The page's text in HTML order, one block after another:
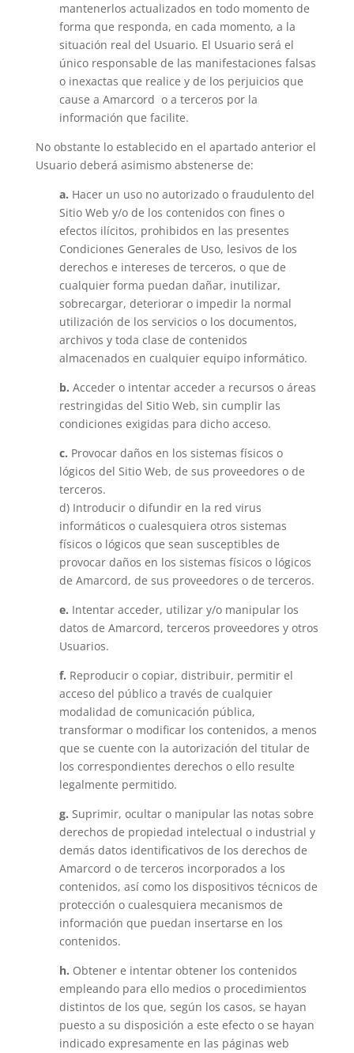
mantenerlos actualizados en todo momento de
forma que responda, en cada momento, a la
situación real del Usuario. El Usuario será el
único responsable de las manifestaciones falsas
o inexactas que realice y de los perjuicios que
cause a Amarcord o a terceros por la
información que facilite.
No obstante lo establecido en el apartado anterior el
Usuario deberá asimismo abstenerse de:
a. Hacer un uso no autorizado o fraudulento del
Sitio Web y/o de los contenidos con fines o
efectos ilícitos, prohibidos en las presentes
Condiciones Generales de Uso, lesivos de los
derechos e intereses de terceros, o que de
cualquier forma puedan dañar, inutilizar,
sobrecargar, deteriorar o impedir la normal
utilización de los servicios o los documentos,
archivos y toda clase de contenidos
almacenados en cualquier equipo informático.
b. Acceder o intentar acceder a recursos o áreas
restringidas del Sitio Web, sin cumplir las
condiciones exigidas para dicho acceso.
c. Provocar daños en los sistemas físicos o
lógicos del Sitio Web, de sus proveedores o de
terceros.
d) Introducir o difundir en la red virus
informáticos o cualesquiera otros sistemas
físicos o lógicos que sean susceptibles de
provocar daños en los sistemas físicos o lógicos
de Amarcord, de sus proveedores o de terceros.
e. Intentar acceder, utilizar y/o manipular los
datos de Amarcord, terceros proveedores y otros
Usuarios.
f. Reproducir o copiar, distribuir, permitir el
acceso del público a través de cualquier
modalidad de comunicación pública,
transformar o modificar los contenidos, a menos
que se cuente con la autorización del titular de
los correspondientes derechos o ello resulte
legalmente permitido.
g. Suprimir, ocultar o manipular las notas sobre
derechos de propiedad intelectual o industrial y
demás datos identificativos de los derechos de
Amarcord o de terceros incorporados a los
contenidos, así como los dispositivos técnicos de
protección o cualesquiera mecanismos de
información que puedan insertarse en los
contenidos.
h. Obtener e intentar obtener los contenidos
empleando para ello medios o procedimientos
distintos de los que, según los casos, se hayan
puesto a su disposición a este efecto o se hayan
indicado expresamente en las páginas web